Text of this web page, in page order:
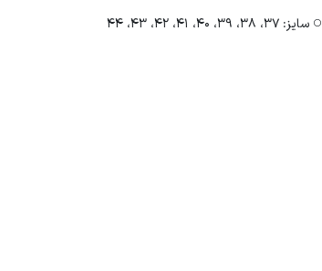
سایز: 37، 38، 39، 40، 41، 42، 43، 44